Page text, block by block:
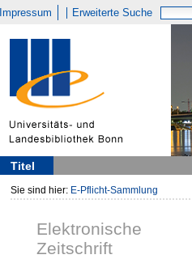
Impressum Erweiterte Suche
Titel
Sie sind hier: E-Pflicht-Sammlung
Elektronische
Zeitschrift